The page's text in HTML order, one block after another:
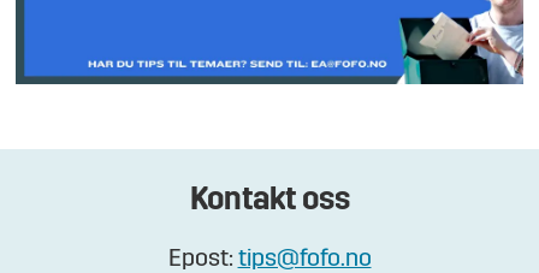
Kontakt oss
Epost: tips@fofo.no